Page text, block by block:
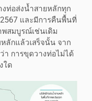
ท่อส่งน้ำสายหลักทุก
และมีการคืนพื้นที่
สมบูรณ์เช่นเดิม
ลักแล้วเสร็จนั้น จาก
า การขุดวางท่อไม่ได้
ใด